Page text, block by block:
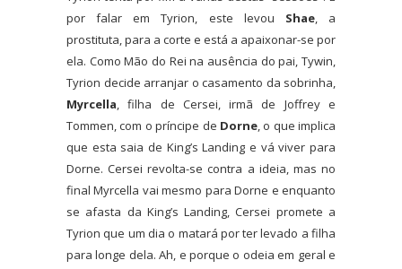
por falar em Tyrion, este levou Shae, a
prostituta, para a corte e está a apaixonar-se por
ela. Como Mão do Rei na ausência do pai, Tywin,
Tyrion decide arranjar o casamento da sobrinha,
Myrcella, filha de Cersei, irmã de Joffrey e
Tommen, com o príncipe de Dorne, o que implica
que esta saia de King’s Landing e vá viver para
Dorne. Cersei revolta-se contra a ideia, mas no
final Myrcella vai mesmo para Dorne e enquanto
se afasta da King’s Landing, Cersei promete a
Tyrion que um dia o matará por ter levado a filha
para longe dela. Ah, e porque o odeia em geral e